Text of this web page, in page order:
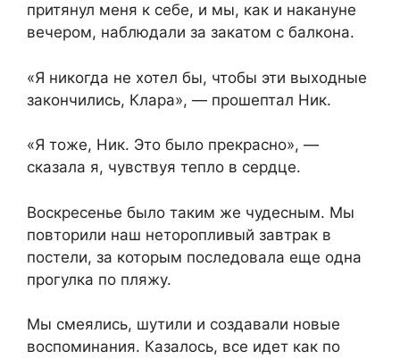
притянул меня к себе, и мы, как и накануне
вечером, наблюдали за закатом с балкона.
«Я никогда не хотел бы, чтобы эти выходные
закончились, Клара», — прошептал Ник.
«Я тоже, Ник. Это было прекрасно», —
сказала я, чувствуя тепло в сердце.
Воскресенье было таким же чудесным. Мы
повторили наш неторопливый завтрак в
постели, за которым последовала еще одна
прогулка по пляжу.
Мы смеялись, шутили и создавали новые
воспоминания. Казалось, все идет как по